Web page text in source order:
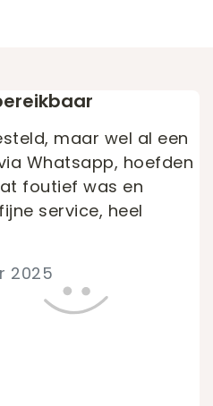
maar wel al een
Whatsapp, hoefden
foutief was en
service, heel
2025